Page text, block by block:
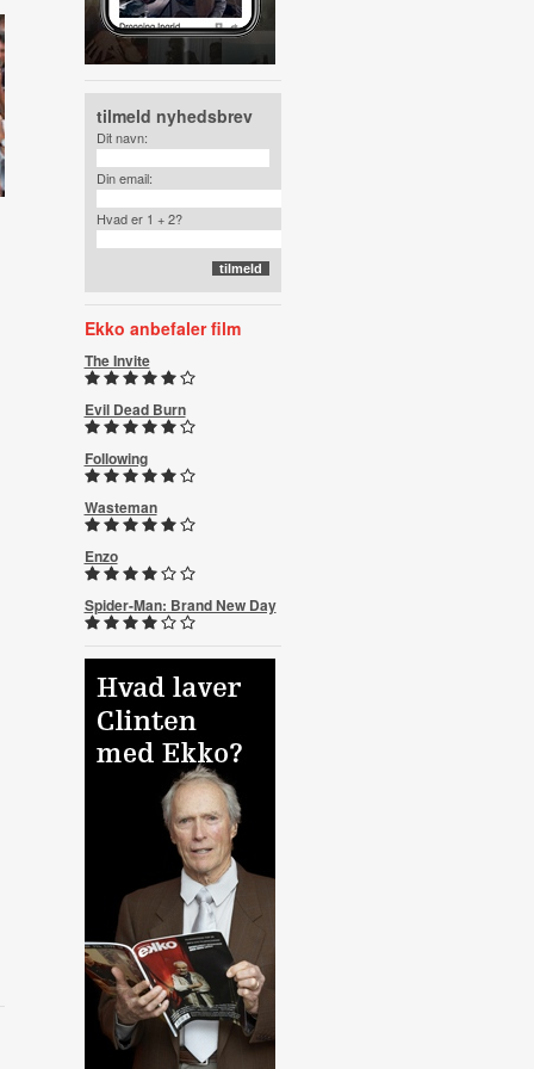
tilmeld nyhedsbrev
Dit navn:
Din email:
Hvad er 1 + 2?
Ekko anbefaler film
The Invite
Evil Dead Burn
Following
Wasteman
Enzo
Spider-Man: Brand New Day